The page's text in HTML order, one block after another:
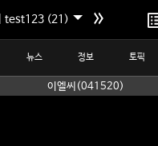
] test123 (21)
뉴스 정보 토픽
이엘씨(041520)